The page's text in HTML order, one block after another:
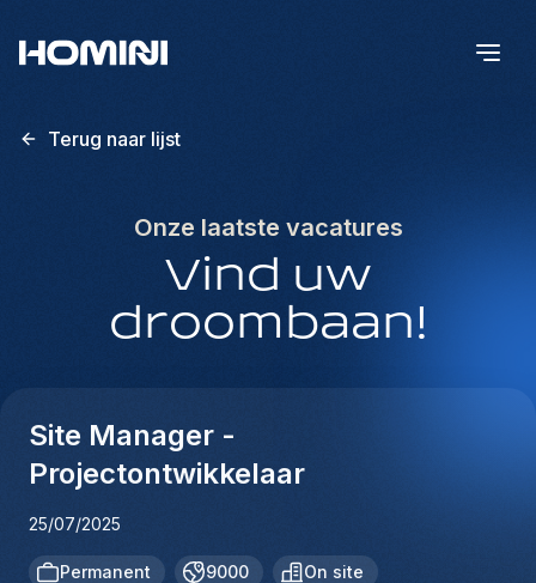
Terug naar lijst
Onze laatste vacatures
Vind uw
droombaan!
Site Manager -
Projectontwikkelaar
25/07/2025
Permanent 9000 On site